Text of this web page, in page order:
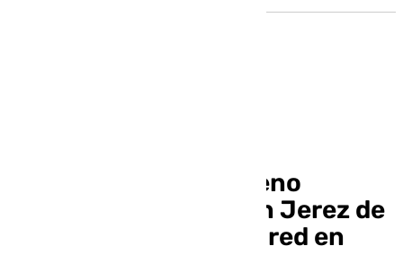
Caetano abre su noveno
concesionario BYD en Jerez de
la Frontera y lidera la red en